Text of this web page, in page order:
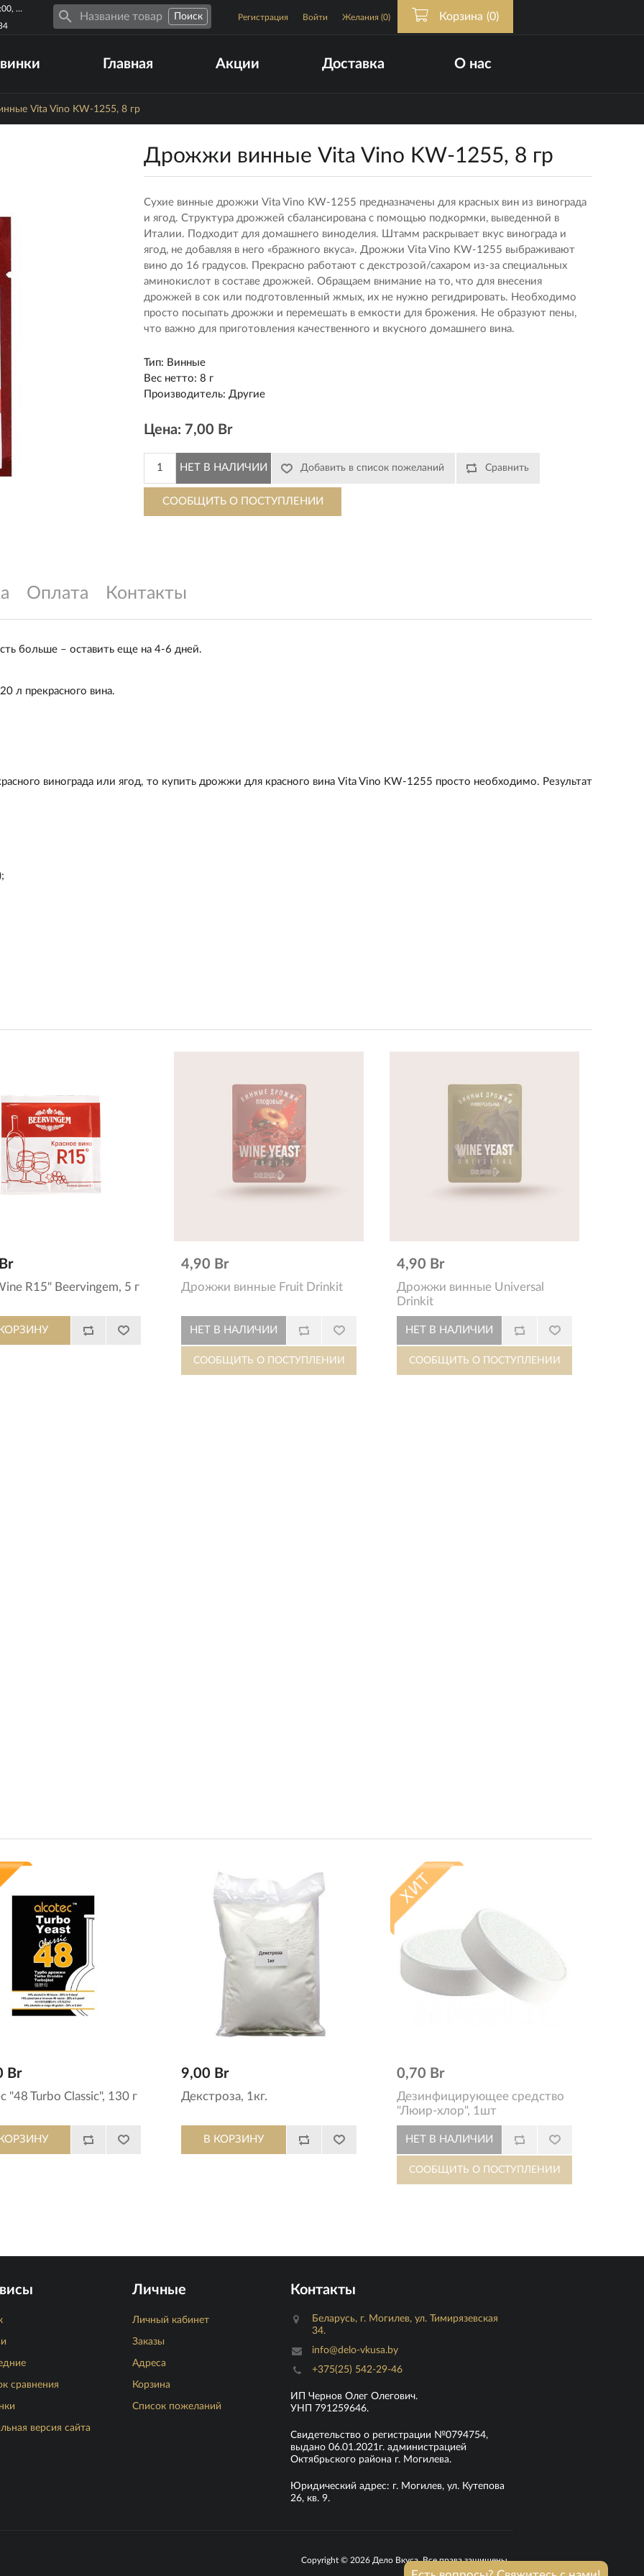
Пн-Пт 10:00-19:00, Сб-Вс 10:00-17:00
Регистрация Войти Желания (0) Корзина (0)
Главная Акции Доставка О нас
Vita Vino KW-1255, 8 гр
Дрожжи винные Vita Vino KW-1255, 8 гр
Сухие винные дрожжи Vita Vino KW-1255 предназначены для красных вин из винограда
и ягод. Структура дрожжей сбалансирована с помощью подкормки, выведенной в
Италии. Подходит для домашнего виноделия. Штамм раскрывает вкус винограда и
ягод, не добавляя в него «бражного вкуса». Дрожжи Vita Vino KW-1255 выбраживают
вино до 16 градусов. Прекрасно работают с декстрозой/сахаром из-за специальных
аминокислот в составе дрожжей. Обращаем внимание на то, что для внесения
дрожжей в сок или подготовленный жмых, их не нужно регидрировать. Необходимо
просто посыпать дрожжи и перемешать в емкости для брожения. Не образуют пены,
что важно для приготовления качественного и вкусного домашнего вина.
Тип: Винные
Вес нетто: 8 г
Производитель: Другие
Цена: 7,00 Br
Оплата Контакты
больше – оставить еще на 4-6 дней.
л прекрасного вина.
винограда или ягод, то купить дрожжи для красного вина Vita Vino KW-1255 просто необходимо. Результат
R15" Beervingem, 5 г
4,90 Br
Дрожжи винные Fruit Drinkit
4,90 Br
Дрожжи винные Universal
Drinkit
Br
"48 Turbo Classic", 130 г
9,00 Br
Декстроза, 1кг.
0,70 Br
Дезинфицирующее средство
"Люир-хлор", 1шт
сравнения
версия сайта
Личные
Личный кабинет
Заказы
Адреса
Корзина
Список пожеланий
Контакты
Беларусь, г. Могилев, ул. Тимирязевская
34.
info@delo-vkusa.by
+375(25) 542-29-46
ИП Чернов Олег Олегович.
УНП 791259646.
Свидетельство о регистрации №0794754,
выдано 06.01.2021г. администрацией
Октябрьского района г. Могилева.
Юридический адрес: г. Могилев, ул. Кутепова
26, кв. 9.
Copyright © 2026 Дело Вкуса. Все права защищены.